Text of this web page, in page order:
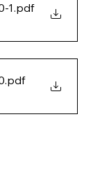
1.pdf
.pdf